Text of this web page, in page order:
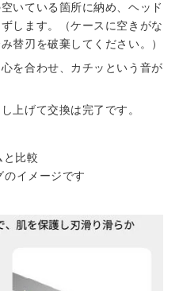
いている箇所に納め、ヘッド
します。（ケースに空きがな
替刃を破棄してください。）
を合わせ、カチッという音が
上げて交換は完了です。
比較
イメージです